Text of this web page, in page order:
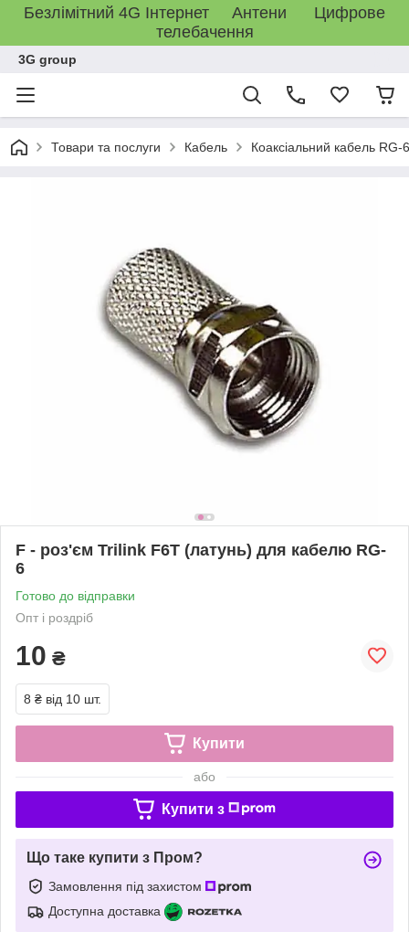
Безлімітний 4G Інтернет Антени Цифрове
телебачення
3G group
Товари та послуги Кабель Коаксіальний кабель
F - роз'єм Trilink F6T (латунь) для кабелю RG-
6
Готово до відправки
Опт і роздріб
10 ₴
8 ₴ від 10 шт.
Купити
або
Купити з
Що таке купити з Пром?
Замовлення під захистом
Доступна доставка